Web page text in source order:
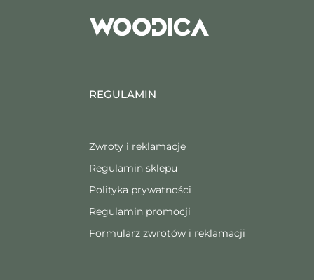
REGULAMIN
Zwroty i reklamacje
Regulamin sklepu
Polityka prywatności
Regulamin promocji
Formularz zwrotów i reklamacji